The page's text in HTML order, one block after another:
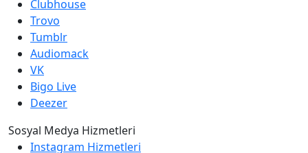
Clubhouse
Trovo
Tumblr
Audiomack
VK
Bigo Live
Deezer
Sosyal Medya Hizmetleri
Instagram Hizmetleri